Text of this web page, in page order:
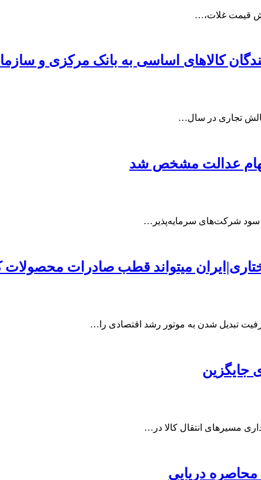
قیمت غلات،…
عدالت مشخص شد
سود شرکت‌های سرمایه‌پذیر…
میتواند قطب صادرات
تبدیل شدن به موتور رشد اقتصادی را…
جایگزین
مسیرهای انتقال کالا در…